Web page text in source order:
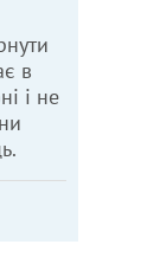
в
і не